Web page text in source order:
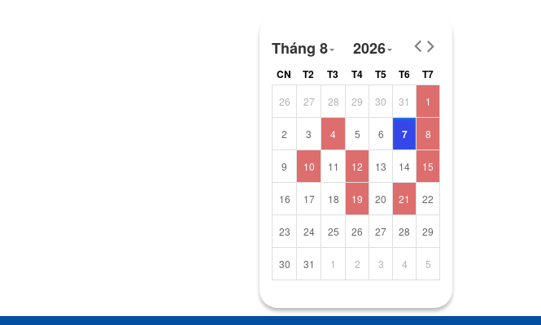
Tháng 8 2026
CN T2 T3 T4 T5 T6 T7
26 27 28 29 30 31 1
2 3 4 5 6 7 8
9 10 11 12 13 14 15
16 17 18 19 20 21 22
23 24 25 26 27 28 29
30 31 1 2 3 4 5